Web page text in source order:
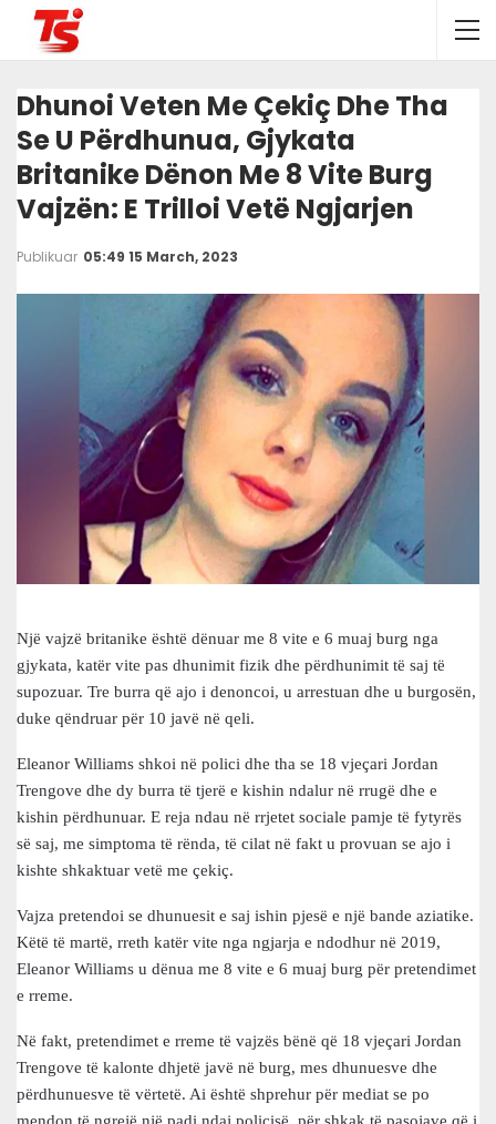
Dhunoi Veten Me Çekiç Dhe Tha
Se U Përdhunua, Gjykata
Britanike Dënon Me 8 Vite Burg
Vajzën: E Trilloi Vetë Ngjarjen
Publikuar 05:49 15 March, 2023
Një vajzë britanike është dënuar me 8 vite e 6 muaj burg nga
gjykata, katër vite pas dhunimit fizik dhe përdhunimit të saj të
supozuar. Tre burra që ajo i denoncoi, u arrestuan dhe u burgosën,
duke qëndruar për 10 javë në qeli.
Eleanor Williams shkoi në polici dhe tha se 18 vjeçari Jordan
Trengove dhe dy burra të tjerë e kishin ndalur në rrugë dhe e
kishin përdhunuar. E reja ndau në rrjetet sociale pamje të fytyrës
së saj, me simptoma të rënda, të cilat në fakt u provuan se ajo i
kishte shkaktuar vetë me çekiç.
Vajza pretendoi se dhunuesit e saj ishin pjesë e një bande aziatike.
Këtë të martë, rreth katër vite nga ngjarja e ndodhur në 2019,
Eleanor Williams u dënua me 8 vite e 6 muaj burg për pretendimet
e rreme.
Në fakt, pretendimet e rreme të vajzës bënë që 18 vjeçari Jordan
Trengove të kalonte dhjetë javë në burg, mes dhunuesve dhe
përdhunuesve të vërtetë. Ai është shprehur për mediat se po
mendon të ngrejë një padi ndaj policisë, për shkak të pasojave që i